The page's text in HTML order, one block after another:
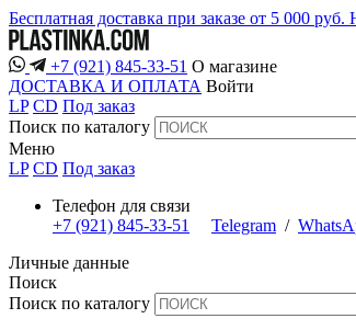
Бесплатная доставка при заказе от 5 000 руб.
+7 (921) 845-33-51 О магазине
ДОСТАВКА И ОПЛАТА Войти
LP CD Под заказ
Поиск по каталогу
Меню
LP CD Под заказ
Телефон для связи
+7 (921) 845-33-51
Telegram /
Личные данные
Поиск
Поиск по каталогу